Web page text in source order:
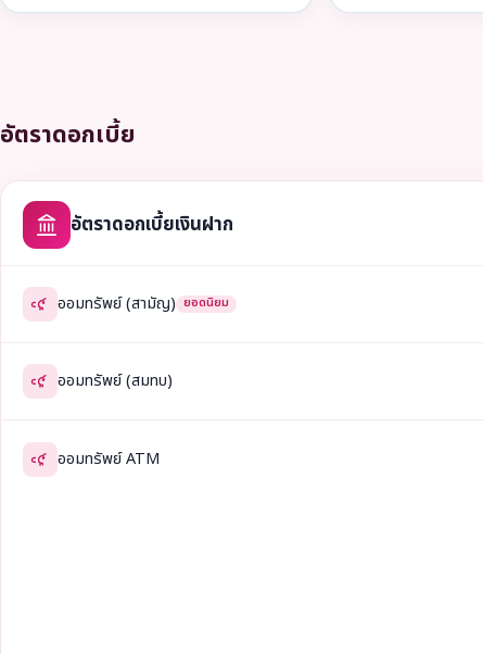
อัตราดอกเบี้ย
อัตราดอกเบี้ยเงินฝาก
ออมทรัพย์ (สามัญ) ยอดนิยม
ออมทรัพย์ (สมทบ)
ออมทรัพย์ ATM